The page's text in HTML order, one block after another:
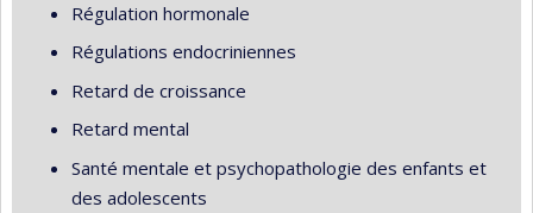
Régulation hormonale
Régulations endocriniennes
Retard de croissance
Retard mental
Santé mentale et psychopathologie des enfants et
des adolescents